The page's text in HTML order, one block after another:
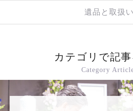
遺品と取扱い
カテゴリで記
Category